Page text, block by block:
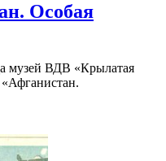
Особая
музей ВДВ «Крылатая